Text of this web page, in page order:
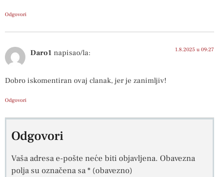
Odgovori
Daro1 napisao/la: 1.8.2025 u 09:27
Dobro iskomentiran ovaj clanak, jer je zanimljiv!
Odgovori
Odgovori
Vaša adresa e-pošte neće biti objavljena. Obavezna
polja su označena sa* (obavezno)